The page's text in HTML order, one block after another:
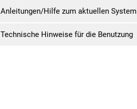
Anleitungen/Hilfe zum aktuellen System
Technische Hinweise für die Benutzung